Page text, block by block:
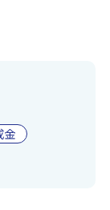
金